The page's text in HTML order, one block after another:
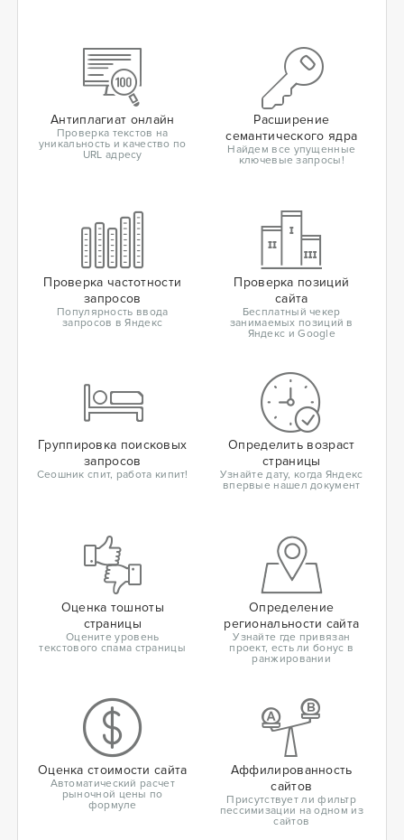
Антиплагиат онлайн
Проверка текстов на
уникальность и качество по
URL адресу
Расширение
семантического ядра
Найдем все упущенные
ключевые запросы!
Проверка частотности
запросов
Популярность ввода
запросов в Яндекс
Проверка позиций
сайта
Бесплатный чекер
занимаемых позиций в
Яндекс и Google
Группировка поисковых
запросов
Сеошник спит, работа кипит!
Определить возраст
страницы
Узнайте дату, когда Яндекс
впервые нашел документ
Оценка тошноты
страницы
Оцените уровень
текстового спама страницы
Определение
региональности сайта
Узнайте где привязан
проект, есть ли бонус в
ранжировании
Оценка стоимости сайта
Автоматический расчет
рыночной цены по
формуле
Аффилированность
сайтов
Присутствует ли фильтр
пессимизации на одном из
сайтов